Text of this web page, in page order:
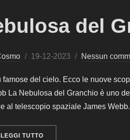
del
Pubblicato
19-12-2023 Nessun
del cielo. Ecco le nuove
La Nebulosa del Granchio è uno
al telescopio spaziale James
LEGGI TUTTO“I SEGRETI DELLA